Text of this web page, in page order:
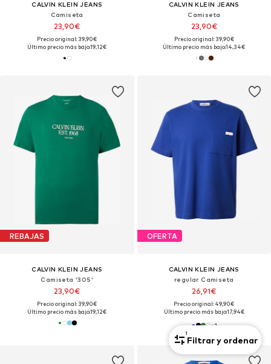
CALVIN KLEIN JEANS
Camiseta
23,90€
Precio original: 39,90€
Último precio más bajo:19,12€
CALVIN KLEIN JEANS
Camiseta
23,90€
Precio original: 39,90€
Último precio más bajo:14,34€
REBAJAS
CALVIN KLEIN JEANS
Camiseta '30S'
23,90€
Precio original: 39,90€
Último precio más bajo:19,12€
OFERTA
CALVIN KLEIN JEANS
regular Camiseta
26,91€
Precio original: 49,90€
Último precio más bajo:17,94€
+1
1
Filtrar y ordenar